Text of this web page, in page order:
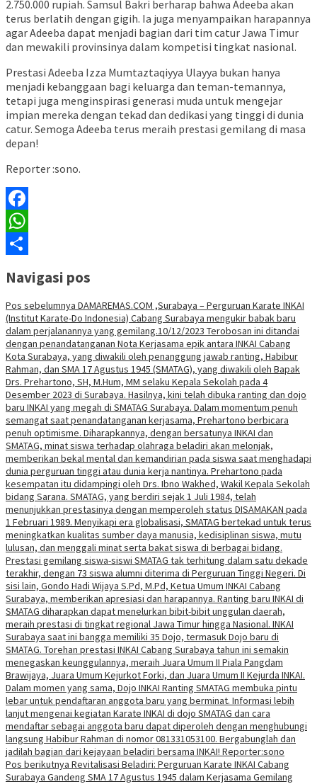
2.750.000 rupiah. Samsul Bakri berharap bahwa Adeeba akan
terus berlatih dengan gigih. Ia juga menyampaikan harapannya
agar Adeeba dapat menjadi bagian dari tim catur Jawa Timur
dan mewakili provinsinya dalam kompetisi tingkat nasional.
Prestasi Adeeba Izza Mumtaztaqiyya Ulayya bukan hanya
menjadi kebanggaan bagi keluarga dan teman-temannya,
tetapi juga menginspirasi generasi muda untuk mengejar
impian mereka dengan tekad dan dedikasi yang tinggi di dunia
catur. Semoga Adeeba terus meraih prestasi gemilang di masa
depan!
Reporter :sono.
Facebook
WhatsApp
Navigasi pos
Pos sebelumnya DAMAREMAS.COM ,Surabaya – Perguruan Karate INKAI
(Institut Karate-Do Indonesia) Cabang Surabaya mengukir babak baru
dalam perjalanannya yang gemilang.10/12/2023 Terobosan ini ditandai
dengan penandatanganan Nota Kerjasama epik antara INKAI Cabang
Kota Surabaya, yang diwakili oleh penanggung jawab ranting, Habibur
Rahman, dan SMA 17 Agustus 1945 (SMATAG), yang diwakili oleh Bapak
Drs. Prehartono, SH, M.Hum, MM selaku Kepala Sekolah pada 4
Desember 2023 di Surabaya. Hasilnya, kini telah dibuka ranting dan dojo
baru INKAI yang megah di SMATAG Surabaya. Dalam momentum penuh
semangat saat penandatanganan kerjasama, Prehartono berbicara
penuh optimisme. Diharapkannya, dengan bersatunya INKAI dan
SMATAG, minat siswa terhadap olahraga beladiri akan melonjak,
memberikan bekal mental dan kemandirian pada siswa saat menghadapi
dunia perguruan tinggi atau dunia kerja nantinya. Prehartono pada
kesempatan itu didampingi oleh Drs. Ibno Wakhed, Wakil Kepala Sekolah
bidang Sarana. SMATAG, yang berdiri sejak 1 Juli 1984, telah
menunjukkan prestasinya dengan memperoleh status DISAMAKAN pada
1 Februari 1989. Menyikapi era globalisasi, SMATAG bertekad untuk terus
meningkatkan kualitas sumber daya manusia, kedisiplinan siswa, mutu
lulusan, dan menggali minat serta bakat siswa di berbagai bidang.
Prestasi gemilang siswa-siswi SMATAG tak terhitung dalam satu dekade
terakhir, dengan 73 siswa alumni diterima di Perguruan Tinggi Negeri. Di
sisi lain, Gondo Hadi Wijaya S.Pd, M.Pd, Ketua Umum INKAI Cabang
Surabaya, memberikan apresiasi dan harapannya. Ranting baru INKAI di
SMATAG diharapkan dapat menelurkan bibit-bibit unggulan daerah,
meraih prestasi di tingkat regional Jawa Timur hingga Nasional. INKAI
Surabaya saat ini bangga memiliki 35 Dojo, termasuk Dojo baru di
SMATAG. Torehan prestasi INKAI Cabang Surabaya tahun ini semakin
menegaskan keunggulannya, meraih Juara Umum II Piala Pangdam
Brawijaya, Juara Umum Kejurkot Forki, dan Juara Umum II Kejurda INKAI.
Dalam momen yang sama, Dojo INKAI Ranting SMATAG membuka pintu
lebar untuk pendaftaran anggota baru yang berminat. Informasi lebih
lanjut mengenai kegiatan Karate INKAI di dojo SMATAG dan cara
mendaftar sebagai anggota baru dapat diperoleh dengan menghubungi
langsung Habibur Rahman di nomor 081331053100. Bergabunglah dan
jadilah bagian dari kejayaan beladiri bersama INKAI! Reporter:sono
Pos berikutnya Revitalisasi Beladiri: Perguruan Karate INKAI Cabang
Surabaya Gandeng SMA 17 Agustus 1945 dalam Kerjasama Gemilang